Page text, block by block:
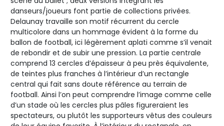
danseurs/joueurs font partie de collections privées.
Delaunay travaille son motif récurrent du cercle
multicolore dans un hommage évident à la forme du
ballon de football, ici légèrement aplati comme s’il venait
de rebondir et de subir une pression. La partie centrale
comprend 13 cercles d’épaisseur à peu près équivalente,
de teintes plus franches à l’intérieur d’un rectangle
central qui fait sans doute référence au terrain de
football. Ainsi l’on peut comprendre l’image comme celle
d’un stade où les cercles plus pâles figureraient les
spectateurs, ou plutôt les supporteurs vêtus des couleurs